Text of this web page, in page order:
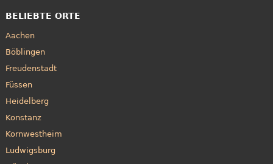
BELIEBTE ORTE
Aachen
Böblingen
Freudenstadt
Füssen
Heidelberg
Konstanz
Kornwestheim
Ludwigsburg